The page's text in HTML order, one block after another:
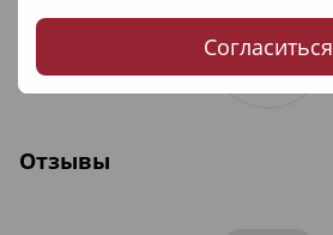
Согласиться
Отзывы